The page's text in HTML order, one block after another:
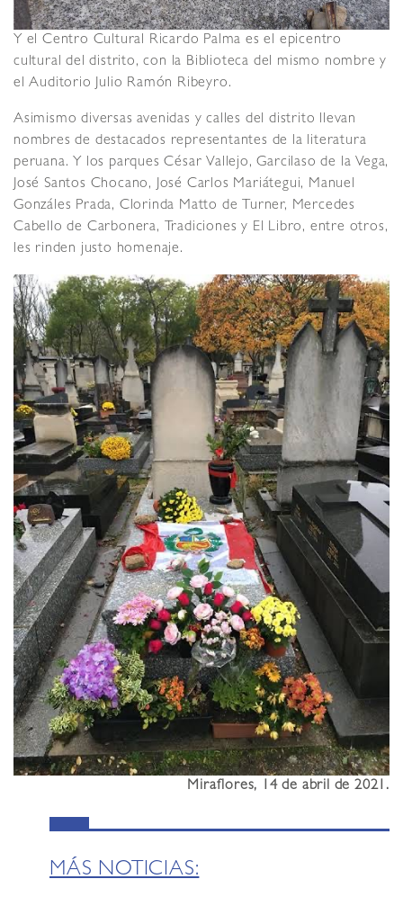
Y el Centro Cultural Ricardo Palma es el epicentro
cultural del distrito, con la Biblioteca del mismo nombre y
el Auditorio Julio Ramón Ribeyro.
Asimismo diversas avenidas y calles del distrito llevan
nombres de destacados representantes de la literatura
peruana. Y los parques César Vallejo, Garcilaso de la Vega,
José Santos Chocano, José Carlos Mariátegui, Manuel
Gonzáles Prada, Clorinda Matto de Turner, Mercedes
Cabello de Carbonera, Tradiciones y El Libro, entre otros,
les rinden justo homenaje.
Miraflores, 14 de abril de 2021.
MÁS NOTICIAS: